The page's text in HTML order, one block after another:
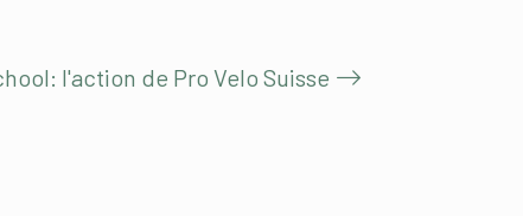
l'action de Pro Velo Suisse